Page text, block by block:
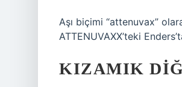
Aşı biçimi “attenuvax”
ATTENUVAXX’teki
KIZAMIK